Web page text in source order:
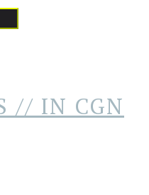
// IN CGN